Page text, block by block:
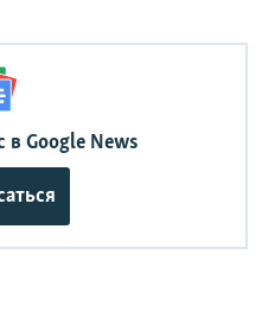
в Google News